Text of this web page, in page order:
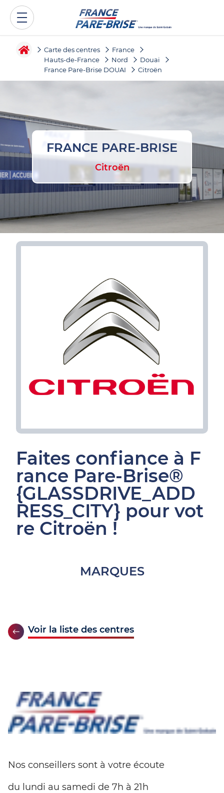
Carte des centres
France
Hauts-de-France
Nord
Douai
France Pare-Brise DOUAI
Citroën
FRANCE PARE-BRISE
Citroën
Faites confiance à F
rance Pare-Brise®
{GLASSDRIVE_ADD
RESS_CITY} pour vot
re Citroën !
MARQUES
Voir la liste des centres
Nos conseillers sont à votre écoute
du lundi au samedi de 7h à 21h